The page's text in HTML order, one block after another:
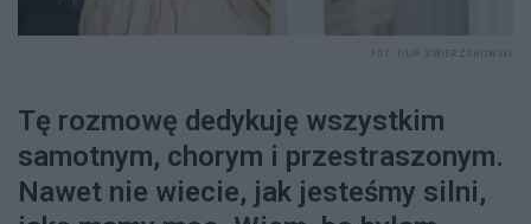
Tę rozmowę dedykuję wszystkim
samotnym, chorym i przestraszonym.
Nawet nie wiecie, jak jesteśmy silni,